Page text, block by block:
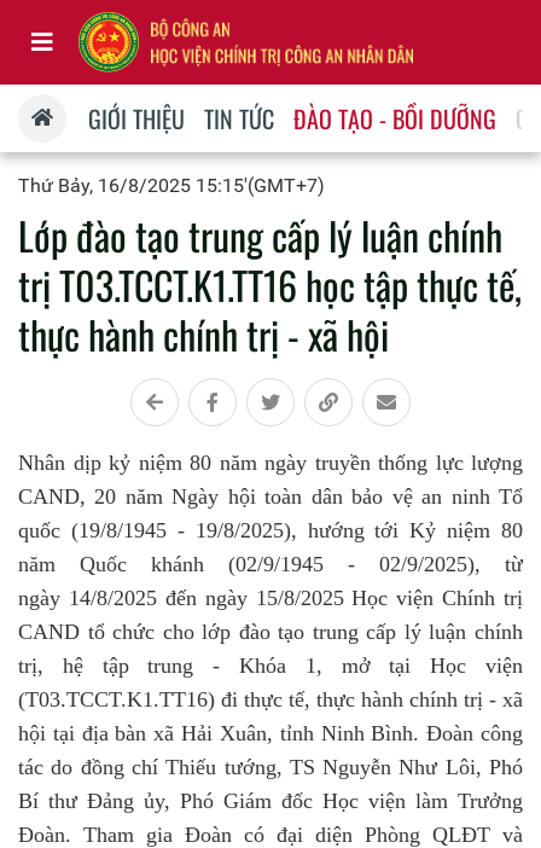
GIỚI THIỆU TIN TỨC ĐÀO TẠO - BỒI DƯỠNG
Thứ Bảy, 16/8/2025 15:15'(GMT+7)
Lớp đào tạo trung cấp lý luận chính
trị T03.TCCT.K1.TT16 học tập thực tế,
thực hành chính trị - xã hội
Nhân dịp kỷ niệm 80 năm ngày truyền thống lực lượng
CAND, 20 năm Ngày hội toàn dân bảo vệ an ninh Tổ
quốc (19/8/1945 - 19/8/2025), hướng tới Kỷ niệm 80
năm Quốc
khánh (02/9/1945 - 02/9/2025), từ
ngày 14/8/2025 đến ngày 15/8/2025 Học viện Chính trị
CAND tổ chức cho lớp đào tạo trung cấp lý luận chính
trị, hệ tập trung - Khóa 1, mở tại Học viện
(T03.TCCT.K1.TT16) đi thực tế, thực hành chính trị - xã
hội tại địa bàn xã Hải Xuân, tỉnh Ninh Bình. Đoàn công
tác do đồng chí Thiếu tướng, TS Nguyễn Như Lôi, Phó
Bí thư Đảng ủy, Phó Giám đốc Học viện làm Trưởng
Đoàn. Tham gia Đoàn có đại diện Phòng QLĐT và